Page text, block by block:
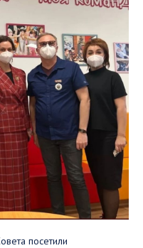
посетили